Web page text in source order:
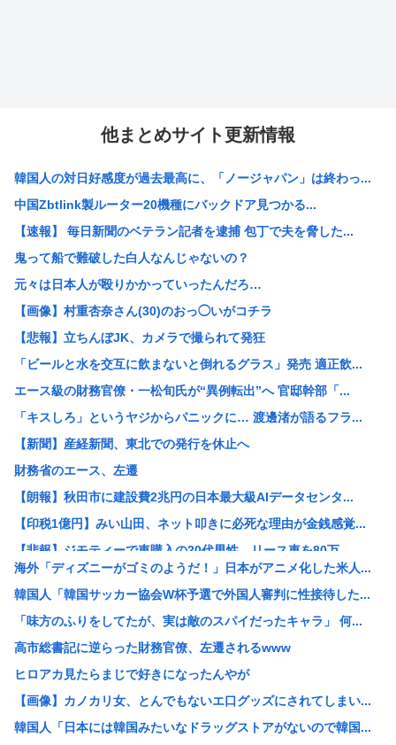
他まとめサイト更新情報
韓国人の対日好感度が過去最高に、「ノージャパン」は終わっ...
中国Zbtlink製ルーター20機種にバックドア見つかる...
【速報】 毎日新聞のベテラン記者を逮捕 包丁で夫を脅した...
鬼って船で難破した白人なんじゃないの？
元々は日本人が殴りかかっていったんだろ…
【画像】村重杏奈さん(30)のおっ◯いがコチラ
【悲報】立ちんぼJK、カメラで撮られて発狂
「ビールと水を交互に飲まないと倒れるグラス」発売 適正飲...
エース級の財務官僚・一松旬氏が“異例転出”へ 官邸幹部「...
「キスしろ」というヤジからパニックに… 渡邊渚が語るフラ...
【新聞】産経新聞、東北での発行を休止へ
財務省のエース、左遷
【朗報】秋田市に建設費2兆円の日本最大級AIデータセンタ...
【印税1億円】みい山田、ネット叩きに必死な理由が金銭感覚...
【悲報】ジモティーで車購入の20代男性、リース車を80万...
珍しく南北から同時に叩かれた日本 韓国からは「領土問題」...
パヨク「アジア人民、中国人民と連帯して戦おー！悪政高市を...
みんなで大家さん「成田は日本の下町が開発したゴミをエネル...
【画像】X民さん「ニンニクが青い！こんなの食えない！」
【悲報】楽しんごさん、清水良太郎さんとの“過去の因縁”を...
【衝撃】元ジャンポケ斉藤慎二被告の判決を堀江貴文さんが予...
【速報】北朝鮮が日本海に向けてミサイル発射
海外「ディズニーがゴミのようだ！」日本がアニメ化した米人...
韓国人「韓国サッカー協会W杯予選で外国人審判に性接待した...
「味方のふりをしてたが、実は敵のスパイだったキャラ」 何...
高市総書記に逆らった財務官僚、左遷されるwww
ヒロアカ見たらまじで好きになったんやが
【画像】カノカリ女、とんでもないエ口グッズにされてしまい...
韓国人「日本には韓国みたいなドラッグストアがないので韓国...